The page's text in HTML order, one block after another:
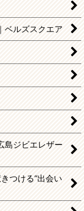
ベルズスクエア
島ジビエレザー
つける“出会い